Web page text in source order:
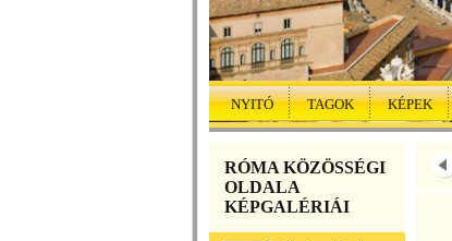
NYITÓ TAGOK KÉPEK
RÓMA KÖZÖSSÉGI
OLDALA
KÉPGALÉRIÁI